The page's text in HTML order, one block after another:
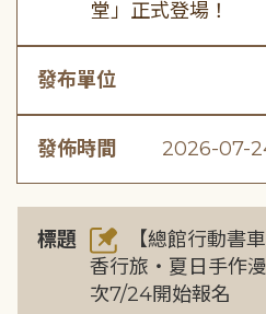
堂」正式登場！
發布單位
發佈時間 2026-07-
標題
【總館行動書
香行旅・夏日手作
次7/24開始報名